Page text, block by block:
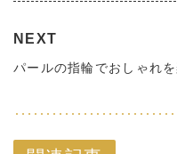
NEXT
パールの指輪でおしゃれ